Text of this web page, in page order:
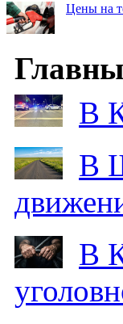
Цены на
В
В
В